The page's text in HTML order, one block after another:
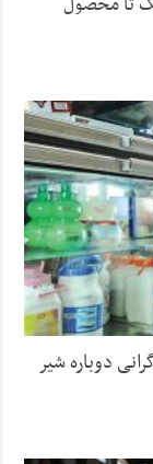
دوباره شیر